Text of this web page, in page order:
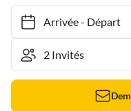
Arrivée- Départ